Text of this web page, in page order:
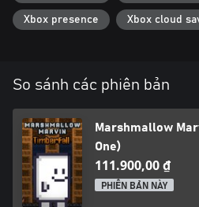
Xbox presence Xbox cloud
So sánh các phiên bản
Marshmallow
One)
111.900,00 ₫
PHIÊN BẢN NÀY